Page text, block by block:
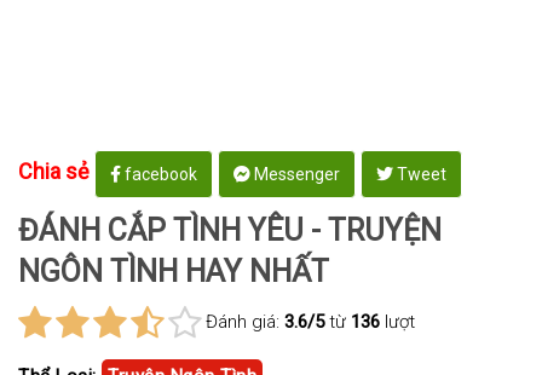
Chia sẻ facebook Messenger Tweet
ĐÁNH CẮP TÌNH YÊU - TRUYỆN
NGÔN TÌNH HAY NHẤT
Đánh giá: 3.6/5từ 136 lượt